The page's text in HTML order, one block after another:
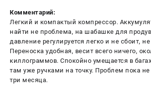
Комментарий:
Легкий и компактый компрессор.
найти не проблема, на шабашке для
давление регулируется легко и не сбоит,
Переноска удобная, весит всего ничего,
киллограммов. Спокойно умещается в
там уже ручками на точку. Проблем пока
три месяца.